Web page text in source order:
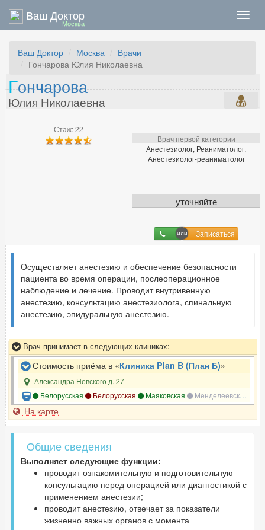
Ваш Доктор
Москва
Ваш Доктор Москва
Врачи
Гончарова Юлия Николаевна
Стаж: 22
Врач первой категории
Анестезиолог, Реаниматолог,
Анестезиолог-реаниматолог
уточняйте
Записаться
Гончарова
Юлия Николаевна
Осуществляет анестезию и обеспечение безопасности
пациента во время операции, послеоперационное
наблюдение и лечение. Проводит внутривенную
анестезию, консультацию анестезиолога, спинальную
анестезию, эпидуральную анестезию.
Врач принимает в следующих клиниках:
Стоимость приёма в «Клиника Plan B (План Б)»
Александра Невского д. 27
Белорусская
Белорусская Маяковская Менделеевская
На карте
Общие сведения
Выполняет следующие функции:
проводит ознакомительную и подготовительную
консультацию перед операцией или диагностикой с
применением анестезии;
проводит анестезию, отвечает за показатели
жизненно важных органов с момента